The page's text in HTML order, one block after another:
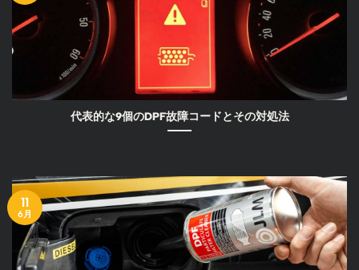
代表的な9個のDPF故障コードとその対処法
11
6月